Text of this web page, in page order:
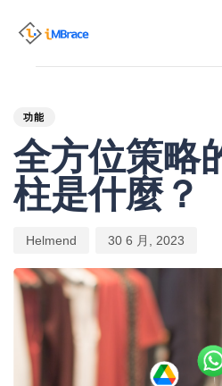
功能
全方位策略
柱是什麼？
Helmend 30 6 月, 2023